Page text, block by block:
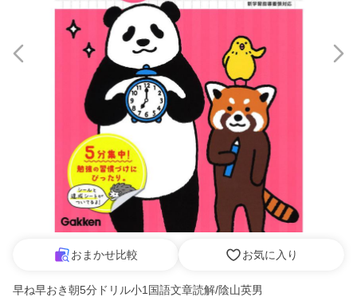
おまかせ比較 お気に入り
早ね早おき朝5分ドリル小1国語文章読解/陰山英男